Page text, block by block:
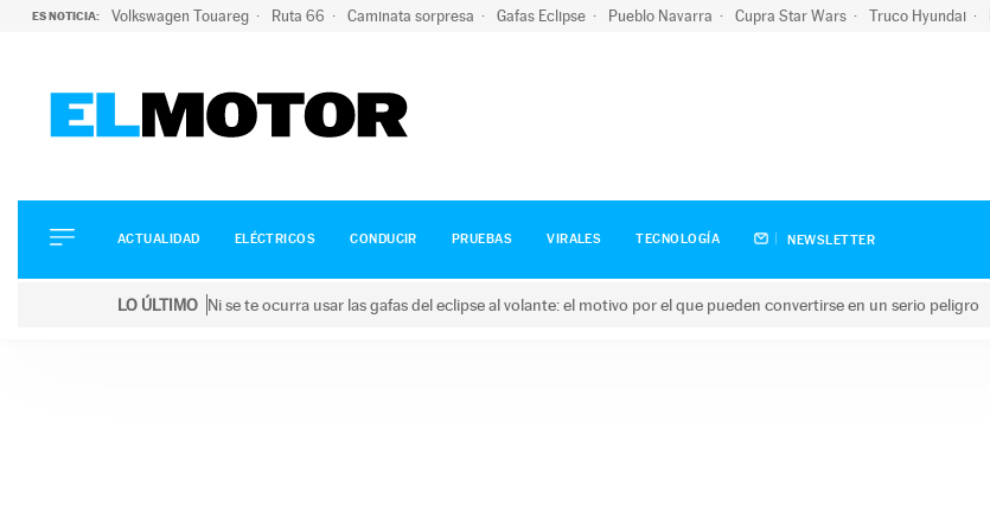
ES NOTICIA: Volkswagen Touareg Ruta 66 Caminata sorpresa Gafas Eclipse Pueblo Navarra Cupra Star Wars Truco Hyundai
ELÉCTRICOS
CONDUCIR
ACTUALIDAD ELÉCTRICOS CONDUCIR PRUEBAS VIRALES TECNOLOGÍA NEWSLETTER
LO ÚLTIMO Ni se te ocurra usar las gafas del eclipse al volante: el motivo por el que pueden convertirse en un serio peligro